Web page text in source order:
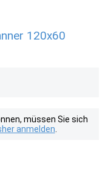
120x60
müssen Sie sich
anmelden